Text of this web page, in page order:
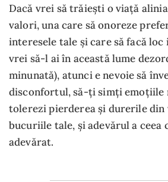
Dacă vrei să trăiești o viață
valori, una care să onoreze
interesele tale și care să facă
vrei să-l ai în această lume
minunată), atunci e nevoie să
disconfortul, să-ți simți emoțiile
tolerezi pierderea și durerile din
bucuriile tale, și adevărul a
adevărat.